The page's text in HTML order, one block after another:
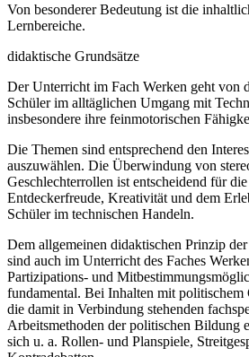
Von besonderer Bedeutung ist die
Lernbereiche.
didaktische Grundsätze
Der Unterricht im Fach Werken geht von
Schüler im alltäglichen Umgang mit
insbesondere ihre feinmotorischen
Die Themen sind entsprechend den
auszuwählen. Die Überwindung von
Geschlechterrollen ist entscheidend für
Entdeckerfreude, Kreativität und dem
Schüler im technischen Handeln.
Dem allgemeinen didaktischen Prinzip
sind auch im Unterricht des Faches
Partizipations- und
fundamental. Bei Inhalten mit politischem
die damit in Verbindung stehenden
Arbeitsmethoden der politischen Bildung
sich u. a. Rollen- und Planspiele,